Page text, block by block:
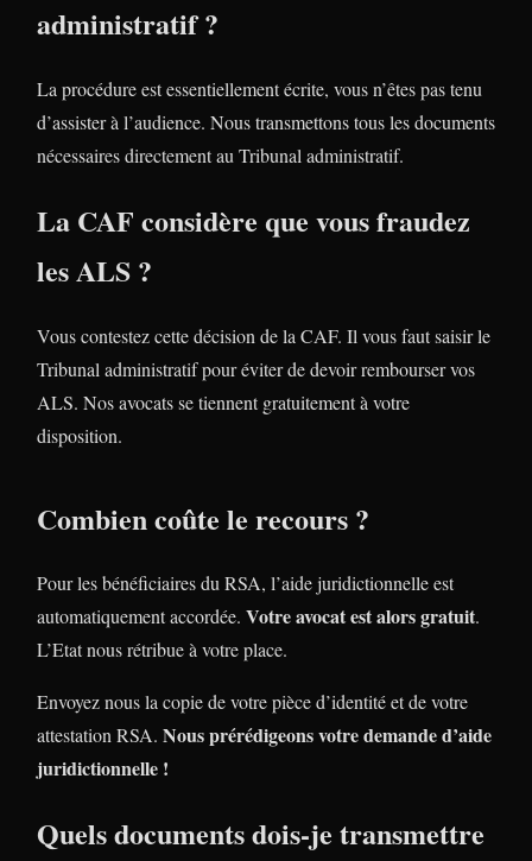
administratif ?
La procédure est essentiellement écrite, vous n’êtes pas tenu
d’assister à l’audience. Nous transmettons tous les documents
nécessaires directement au Tribunal administratif.
La CAF considère que vous fraudez
les ALS ?
Vous contestez cette décision de la CAF. Il vous faut saisir le
Tribunal administratif pour éviter de devoir rembourser vos
ALS. Nos avocats se tiennent gratuitement à votre
disposition.
Combien coûte le recours ?
Pour les bénéficiaires du RSA, l’aide juridictionnelle est
automatiquement accordée. Votre avocat est alors gratuit.
L’Etat nous rétribue à votre place.
Envoyez nous la copie de votre pièce d’identité et de votre
attestation RSA. Nous prérédigeons votre demande d’aide
juridictionnelle !
Quels documents dois-je transmettre